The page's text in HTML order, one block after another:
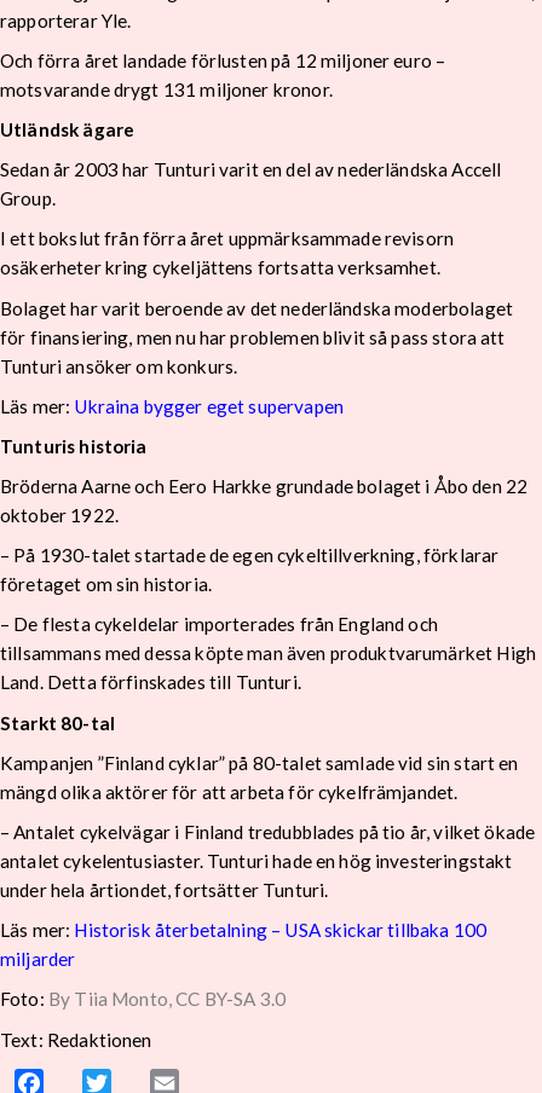
rapporterar Yle.
Och förra året landade förlusten på 12 miljoner euro –
motsvarande drygt 131 miljoner kronor.
Utländsk ägare
Sedan år 2003 har Tunturi varit en del av nederländska Accell
Group.
I ett bokslut från förra året uppmärksammade revisorn
osäkerheter kring cykeljättens fortsatta verksamhet.
Bolaget har varit beroende av det nederländska moderbolaget
för finansiering, men nu har problemen blivit så pass stora att
Tunturi ansöker om konkurs.
Läs mer: Ukraina bygger eget supervapen
Tunturis historia
Bröderna Aarne och Eero Harkke grundade bolaget i Åbo den 22
oktober 1922.
– På 1930-talet startade de egen cykeltillverkning, förklarar
företaget om sin historia.
– De flesta cykeldelar importerades från England och
tillsammans med dessa köpte man även produktvarumärket High
Land. Detta förfinskades till Tunturi.
Starkt 80-tal
Kampanjen ”Finland cyklar” på 80-talet samlade vid sin start en
mängd olika aktörer för att arbeta för cykelfrämjandet.
– Antalet cykelvägar i Finland tredubblades på tio år, vilket ökade
antalet cykelentusiaster. Tunturi hade en hög investeringstakt
under hela årtiondet, fortsätter Tunturi.
Läs mer: Historisk återbetalning – USA skickar tillbaka 100
miljarder
Foto: By Tiia Monto, CC BY-SA 3.0
Text: Redaktionen
Facebook Twitter